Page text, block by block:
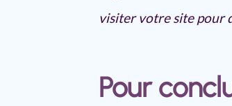
visiter votre site pour
Pour